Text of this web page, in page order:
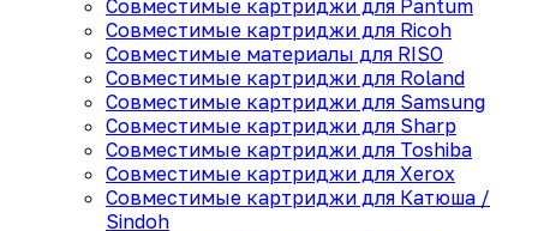
Совместимые картриджи для Pantum
Совместимые картриджи для Ricoh
Совместимые материалы для RISO
Совместимые картриджи для Roland
Совместимые картриджи для Samsung
Совместимые картриджи для Sharp
Совместимые картриджи для Toshiba
Совместимые картриджи для Xerox
Совместимые картриджи для Катюша /
Sindoh